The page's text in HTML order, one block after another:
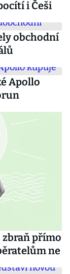
i Češi
obchodní
Apollo
zbraň přímo
ne